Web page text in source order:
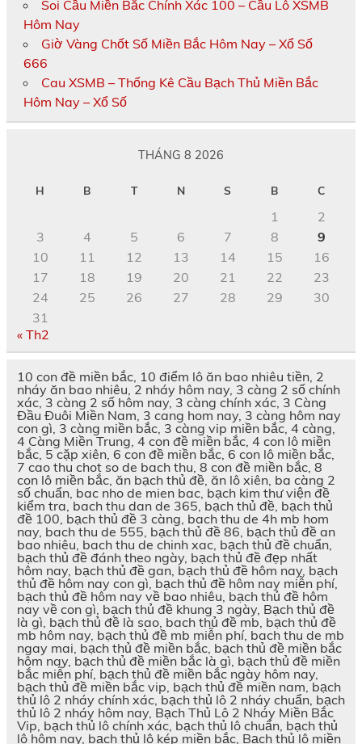
Soi Cầu Miền Bắc Chính Xác 100 – Cầu Lô XSMB
Hôm Nay
Giờ Vàng Chốt Số Miền Bắc Hôm Nay – Xổ Số
666
Cau XSMB – Thống Kê Cầu Bạch Thủ Miền Bắc
Hôm Nay – Xổ Số
THÁNG 8 2026
H B T N S B C
1
2
3
4 5 6 7 8
9
10
11 12 13 14 15
16
17
18 19 20 21 22
23
24
25 26 27 28 29
30
31
« Th2
10 con đề miền bắc, 10 điểm lô ăn bao nhiêu tiền, 2
nháy ăn bao nhiêu, 2 nháy hôm nay, 3 càng 2 số chính
xác, 3 càng 2 số hôm nay, 3 càng chính xác, 3 Càng
Đầu Đuôi Miền Nam, 3 cang hom nay, 3 càng hôm nay
con gì, 3 càng miền bắc, 3 càng vip miền bắc, 4 càng,
4 Càng Miền Trung, 4 con đề miền bắc, 4 con lô miền
bắc, 5 cặp xiên, 6 con đề miền bắc, 6 con lô miền bắc,
7 cao thu chot so de bach thu, 8 con đề miền bắc, 8
con lô miền bắc, ăn bạch thủ đề, ăn lô xiên, ba càng 2
số chuẩn, bac nho de mien bac, bạch kim thư viện đề
kiểm tra, bach thu dan de 365, bạch thủ đề, bạch thủ
đề 100, bạch thủ đề 3 càng, bach thu de 4h mb hom
nay, bach thu de 555, bạch thủ đề 86, bạch thủ đề an
bao nhiêu, bach thu de chinh xac, bạch thủ đề chuẩn,
bạch thủ đề đánh theo ngày, bạch thủ đề đẹp nhất
hôm nay, bạch thủ đề gan, bạch thủ đề hôm nay, bạch
thủ đề hôm nay con gì, bạch thủ đề hôm nay miễn phí,
bạch thủ đề hôm nay về bao nhiêu, bạch thủ đề hôm
nay về con gì, bạch thủ đề khung 3 ngày, Bạch thủ đề
là gì, bạch thủ đề là sao, bach thủ đề mb, bạch thủ đề
mb hôm nay, bạch thủ đề mb miễn phí, bach thu de mb
ngay mai, bạch thủ đề miền bắc, bạch thủ đề miền bắc
hôm nay, bạch thủ đề miền bắc là gì, bạch thủ đề miền
bắc miễn phí, bạch thủ đề miền bắc ngày hôm nay,
bạch thủ đề miền bắc vip, bạch thủ đề miền nam, bạch
thủ lô 2 nháy chính xác, bạch thủ lô 2 nháy chuẩn, bạch
thủ lô 2 nháy hôm nay, Bạch Thủ Lô 2 Nháy Miền Bắc
Vip, bạch thủ lô chính xác, bạch thủ lô chuẩn, bạch thủ
lô hôm nay, bạch thủ lô kép miền bắc, Bạch thủ lô miền